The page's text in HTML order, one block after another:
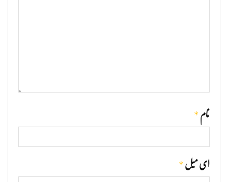
نام *
ای میل *